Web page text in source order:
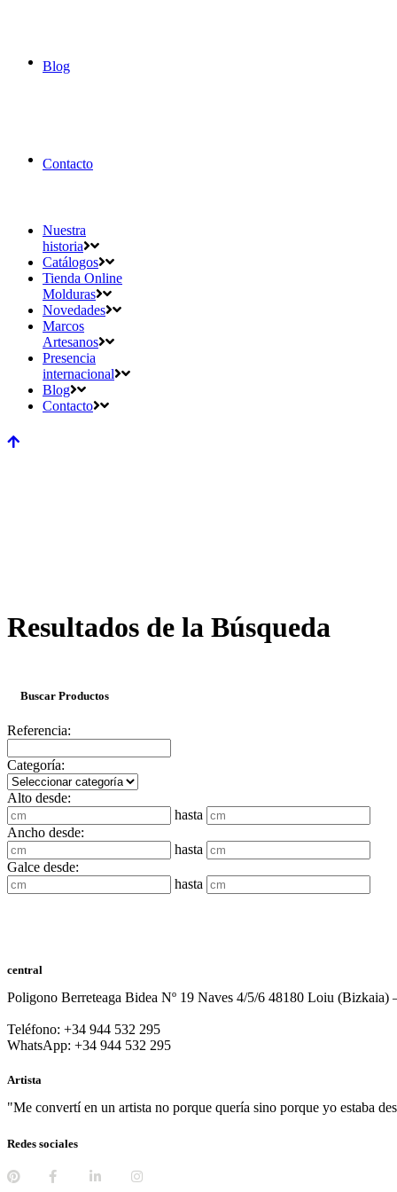
Blog
Contacto
Nuestra
historia
Catálogos
Tienda Online
Molduras
Novedades
Marcos
Artesanos
Presencia
internacional
Blog
Contacto
Resultados de la Búsqueda
Buscar Productos
Referencia:
Categoría:
Alto desde:
hasta
Ancho desde:
hasta
Galce desde:
hasta
central
Poligono Berreteaga Bidea Nº 19 Naves 4/5/6 48180 Loiu (Bizkaia)
Teléfono: +34 944 532 295
WhatsApp: +34 944 532 295
Artista
"Me convertí en un artista no porque quería sino porque yo estaba
Redes sociales